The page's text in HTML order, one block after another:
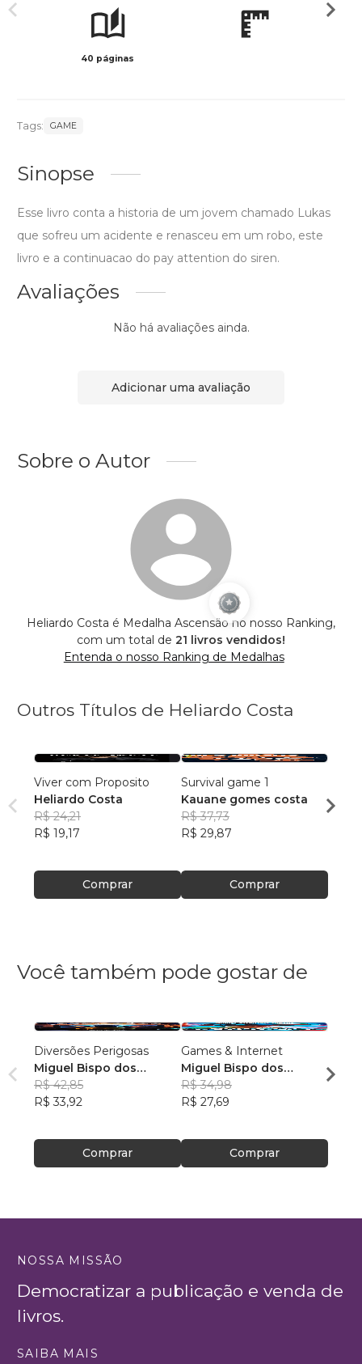
40 páginas
Tags: GAME
Sinopse
Esse livro conta a historia de um jovem chamado Lukas
que sofreu um acidente e renasceu em um robo, este
livro e a continuacao do pay attention do siren.
Avaliações
Não há avaliações ainda.
Adicionar uma avaliação
Sobre o Autor
Heliardo Costa é Medalha Ascensão no nosso Ranking,
com um total de 21 livros vendidos!
Entenda o nosso Ranking de Medalhas
Outros Títulos de Heliardo Costa
Viver com Proposito
Heliardo Costa
R$ 24,21
R$ 19,17
Comprar
Survival game 1
Kauane gomes costa
R$ 37,73
R$ 29,87
Comprar
R$
Você também pode gostar de
Diversões Perigosas
Miguel Bispo dos
Santos
R$ 42,85
R$ 33,92
Comprar
Games & Internet
Miguel Bispo dos
Santos
R$ 34,98
R$ 27,69
Comprar
R$
NOSSA MISSÃO
Democratizar a publicação e venda de
livros.
SAIBA MAIS